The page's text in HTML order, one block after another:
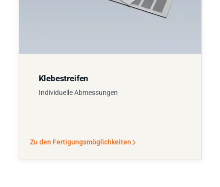
Klebestreifen
Individuelle Abmessungen
Zu den Fertigungsmöglichkeiten